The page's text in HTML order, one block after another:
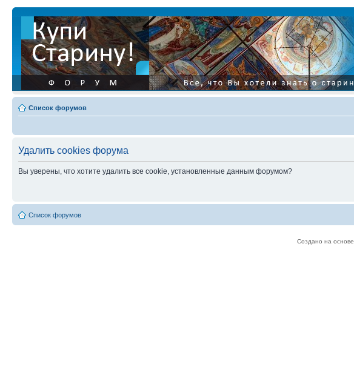
Список форумов
Удалить cookies форума
Вы уверены, что хотите удалить все cookie, установленные данным форумом?
Список форумов
Создано на основе